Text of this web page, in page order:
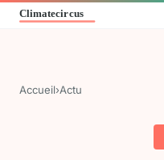
Accueil›Actu